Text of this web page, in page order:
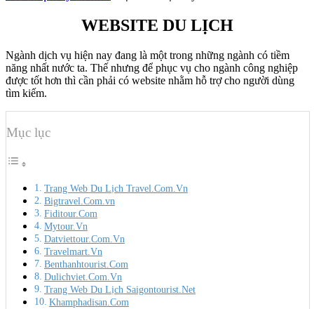
WEBSITE DU LỊCH
Ngành dịch vụ hiện nay đang là một trong những ngành có tiềm
năng nhất nước ta. Thế nhưng để phục vụ cho ngành công nghiệp
được tốt hơn thì cần phải có website nhằm hỗ trợ cho người dùng
tìm kiếm.
Mục lục
Trang Web Du Lịch Travel.Com.Vn
Bigtravel.Com.vn
Fiditour.Com
Mytour.Vn
Datviettour.Com.Vn
Travelmart.Vn
Benthanhtourist.Com
Dulichviet.Com.Vn
Trang Web Du Lịch Saigontourist.Net
Khamphadisan.Com